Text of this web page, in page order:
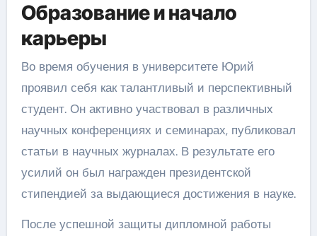
Образование и начало
карьеры
Во время обучения в университете Юрий
проявил себя как талантливый и перспективный
студент. Он активно участвовал в различных
научных конференциях и семинарах, публиковал
статьи в научных журналах. В результате его
усилий он был награжден президентской
стипендией за выдающиеся достижения в науке.
После успешной защиты дипломной работы